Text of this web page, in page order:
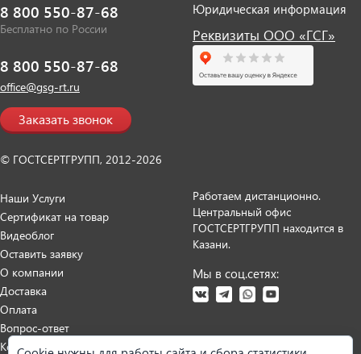
8 800 550-87-68
Бесплатно по России
8 800 550-87-68
office@gsg-rt.ru
Заказать звонок
© ГОСТСЕРТГРУПП, 2012-2026
Юридическая информация
Реквизиты ООО «ГСГ»
Наши Услуги
Сертификат на товар
Видеоблог
Оставить заявку
О компании
Доставка
Оплата
Вопрос-ответ
Контакты
Работаем дистанционно.
Центральный офис
ГОСТСЕРТГРУПП находится в
Казани.
Мы в соц.сетях: